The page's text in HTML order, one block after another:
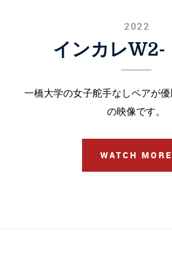
2022
インカレ
一橋大学の女子舵手なしペアが
の映像です。
WATCH MORE